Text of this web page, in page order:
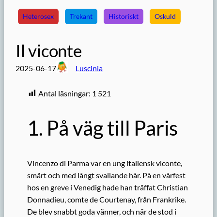
Heterosex Trekant Historiskt Oskuld
Il viconte
2025-06-17 Luscinia
Antal läsningar: 1 521
1. På väg till Paris
Vincenzo di Parma var en ung italiensk viconte,
smärt och med långt svallande hår. På en vårfest
hos en greve i Venedig hade han träffat Christian
Donnadieu,comtede Courtenay, från Frankrike.
De blev snabbt goda vänner, och när de stod i